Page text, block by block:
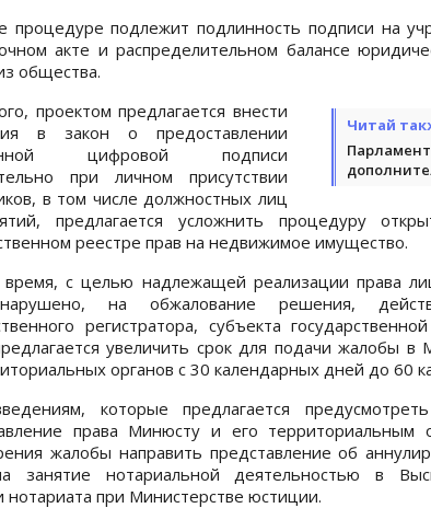
процедуре подлежит подлинность подписи на
акте и распределительном балансе
общества.
Читай
проектом предлагается внести
в закон о предоставлении
цифровой подписи
при личном присутствии
в том числе должностных лиц
предлагается усложнить процедуру
реестре прав на недвижимое имущество.
с целью надлежащей реализации права
на обжалование решения,
регистратора, субъекта
увеличить срок для подачи жалобы в
органов с 30 календарных дней до 60
которые предлагается
права Минюсту и его территориальным
жалобы направить представление об
занятие нотариальной деятельностью в
нотариата при Министерстве юстиции.